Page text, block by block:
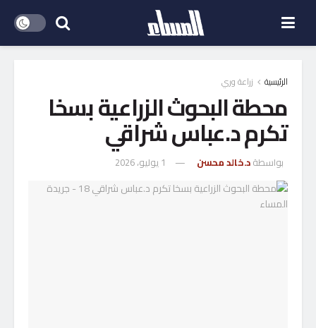
الرئيسية زراعة وري
محطة البحوث الزراعية بسخا
تكرم د.عباس شراقي
بواسطةد.خالد محسن 1 يوليو، 2026